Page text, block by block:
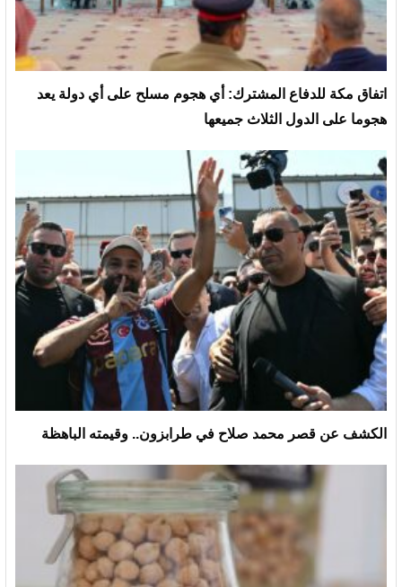
‏اتفاق مكة للدفاع المشترك: أي هجوم مسلح على أي دولة يعد
هجوما على الدول الثلاث جميعها
الكشف عن قصر محمد صلاح في طرابزون.. وقيمته الباهظة